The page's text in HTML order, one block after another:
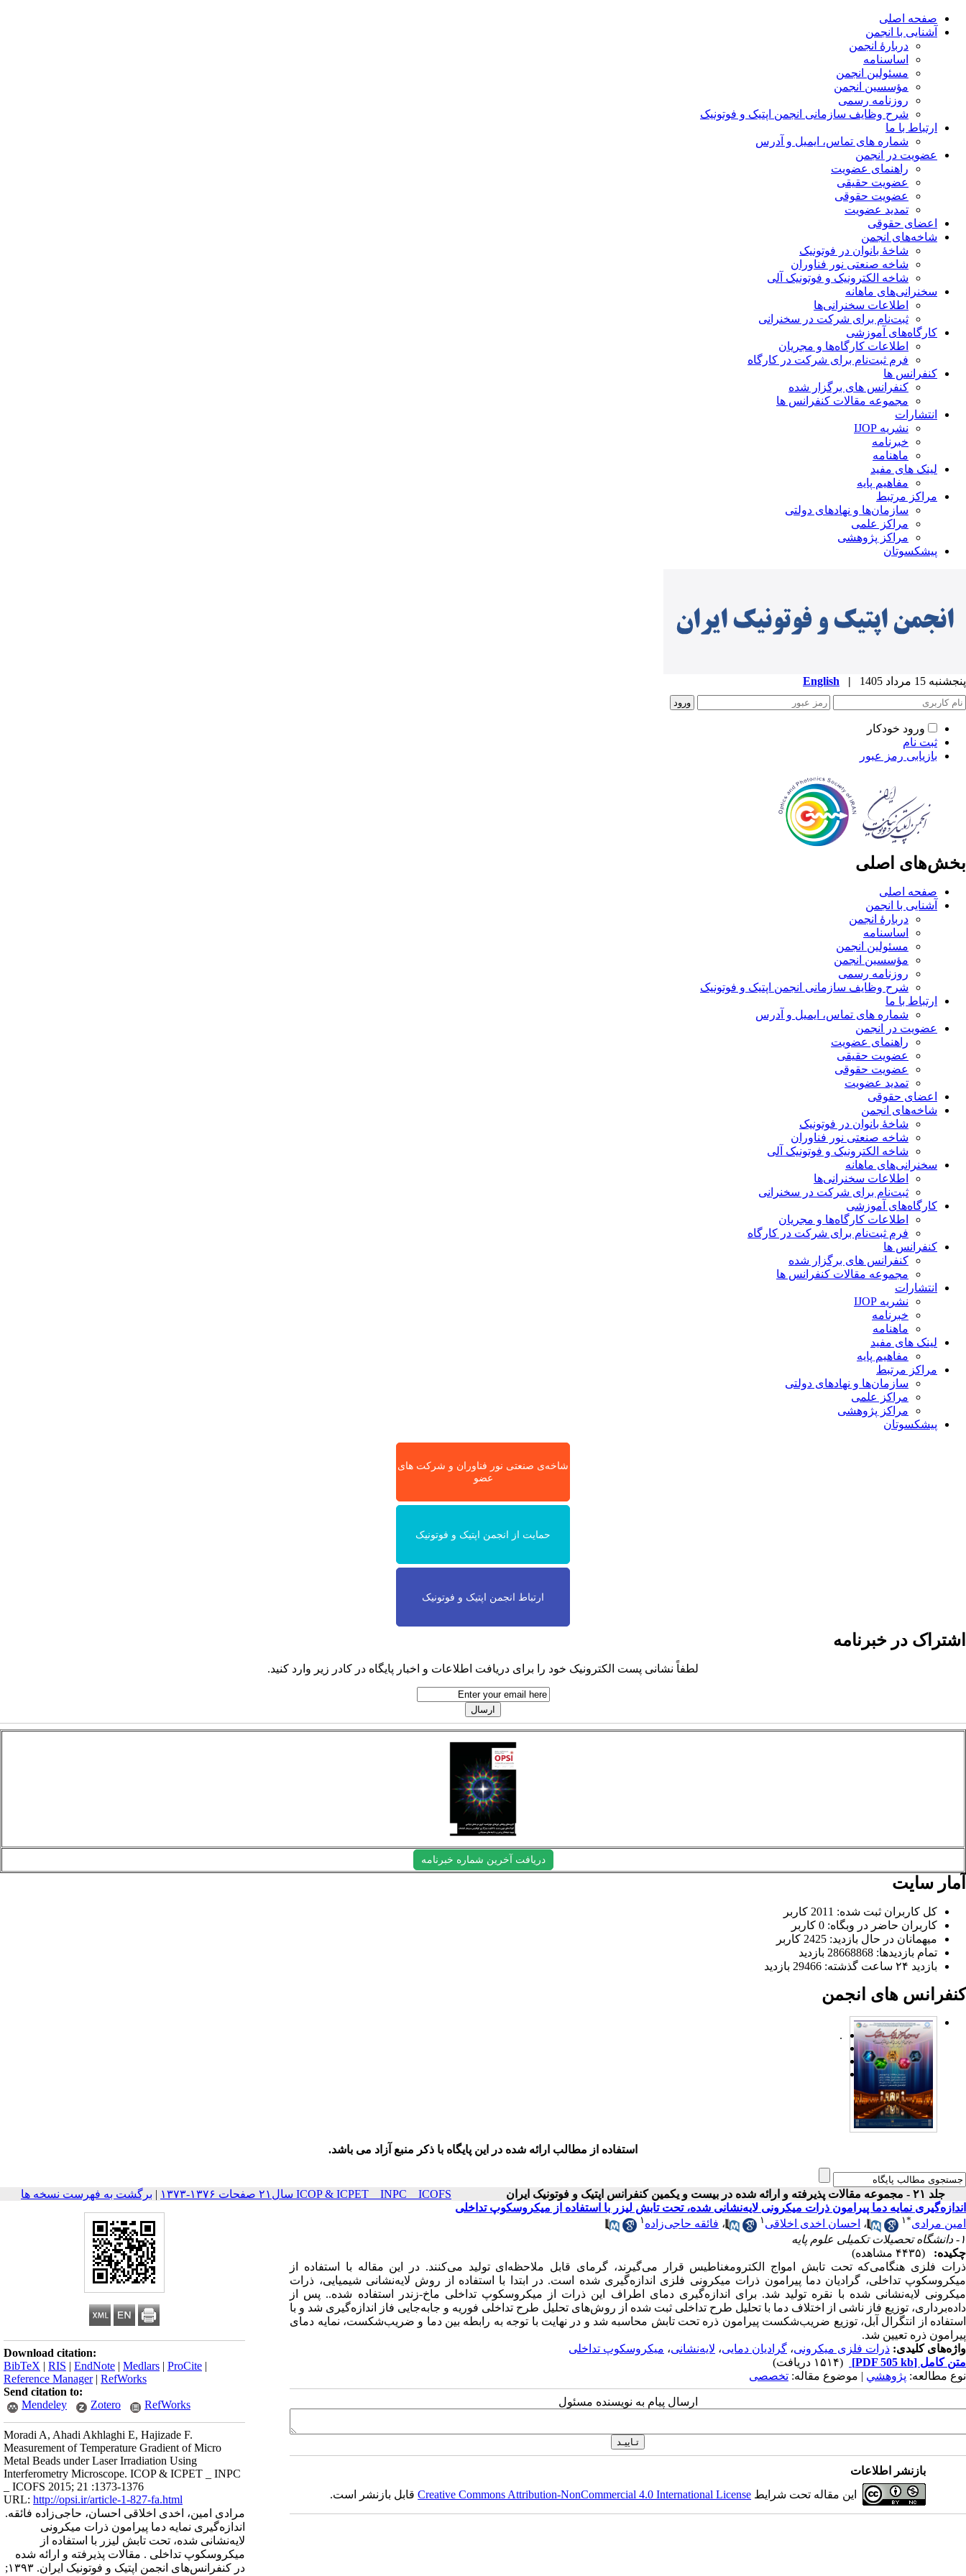
صفحه اصلی
آشنایی با انجمن
دربارۀ انجمن
اساسنامه
مسئولین انجمن
مؤسسین انجمن
روزنامه رسمی
شرح وظایف سازمانی انجمن اپتیک و فوتونیک
ارتباط با ما
شماره های تماس، ایمیل و آدرس
عضویت در انجمن
راهنمای عضویت
عضویت حقیقی
عضویت حقوقی
تمدید عضویت
اعضای حقوقی
شاخه‌های انجمن
شاخۀ بانوان در فوتونیک
شاخه صنعتی نور فناوران
شاخه‌ الکترونیک و فوتونیک آلی
سخنرانی‌های ماهانه
اطلاعات سخنرانی‌‌ها
ثبت‌نام برای شرکت در سخنرانی
کارگاه‌های آموزشی
اطلاعات کارگاه‌ها و مجریان
فرم ثبت‌نام برای شرکت در کارگاه
کنفرانس ها
کنفرانس های برگزار شده
مجموعه مقالات کنفرانس ها
انتشارات
نشریه IJOP
خبرنامه
ماهنامه
لینک های مفید
مفاهیم پایه
مراکز مرتبط
سازمان‌ها و نهادهای دولتی
مراکز علمی
مراکز پژوهشی
پیشکسوتان
پنجشنبه 15 مرداد 1405 |
English
ورود خودکار
ثبت نام
بازیابی رمز عبور
بخش‌های اصلی
صفحه اصلی
آشنایی با انجمن
دربارۀ انجمن
اساسنامه
مسئولین انجمن
مؤسسین انجمن
روزنامه رسمی
شرح وظایف سازمانی انجمن اپتیک و فوتونیک
ارتباط با ما
شماره های تماس، ایمیل و آدرس
عضویت در انجمن
راهنمای عضویت
عضویت حقیقی
عضویت حقوقی
تمدید عضویت
اعضای حقوقی
شاخه‌های انجمن
شاخۀ بانوان در فوتونیک
شاخه صنعتی نور فناوران
شاخه‌ الکترونیک و فوتونیک آلی
سخنرانی‌های ماهانه
اطلاعات سخنرانی‌‌ها
ثبت‌نام برای شرکت در سخنرانی
کارگاه‌های آموزشی
اطلاعات کارگاه‌ها و مجریان
فرم ثبت‌نام برای شرکت در کارگاه
کنفرانس ها
کنفرانس های برگزار شده
مجموعه مقالات کنفرانس ها
انتشارات
نشریه IJOP
خبرنامه
ماهنامه
لینک های مفید
مفاهیم پایه
مراکز مرتبط
سازمان‌ها و نهادهای دولتی
مراکز علمی
مراکز پژوهشی
پیشکسوتان
شاخه‌ی صنعتی نور فناوران و شرکت های
عضو
حمایت از انجمن اپتیک و فوتونیک
ارتباط انجمن اپتیک و فوتونیک
اشتراک در خبرنامه
لطفاً نشانی پست الکترونیک خود را برای دریافت اطلاعات و اخبار پایگاه در کادر زیر وارد کنید.
دریافت آخرین شماره خبرنامه
آمار سایت
کل کاربران ثبت شده: 2011 کاربر
کاربران حاضر در وبگاه: 0 کاربر
میهمانان در حال بازدید: 2425 کاربر
تمام بازدید‌ها: 28668868 بازدید
بازدید ۲۴ ساعت گذشته: 29466 بازدید
کنفرانس های انجمن
.
استفاده از مطالب ارائه شده در این پایگاه با ذکر منبع آزاد می باشد.
جلد ۲۱ - مجموعه مقالات پذیرفته و ارائه شده در بیست و یکمین کنفرانس اپتیک و فوتونیک ایران ICOP & ICPET _ INPC _ ICOFS سال۲۱ صفحات ۱۳۷۶-۱۳۷۳ | برگشت به فهرست نسخه ها
Download citation:
BibTeX | RIS | EndNote | Medlars | ProCite |
Reference Manager| RefWorks
Send citation to:
Mendeley
Zotero RefWorks
Moradi A, Ahadi Akhlaghi E, Hajizade F.
Measurement of Temperature Gradient of Micro
Metal Beads under Laser Irradiation Using
Interferometry Microscope. ICOP & ICPET _ INPC
_ ICOFS 2015; 21 :1373-1376
URL: http://opsi.ir/article-1-827-fa.html
مرادی امین، اخدی اخلاقی احسان، حاجی‌زاده فائقه.
اندازه‌گیری نمایه دما پیرامون ذرات میکرونی
لایه‌نشانی شده، تحت تابش لیزر با استفاده از
میکروسکوپ تداخلی . مقالات پذیرفته و ارائه شده
در کنفرانس‌های انجمن اپتیک و فوتونیک ایران. ۱۳۹۳;
اندازه‌گیری نمایه دما پیرامون ذرات میکرونی لایه‌نشانی شده، تحت تابش لیزر با استفاده از میکروسکوپ تداخلی
امین مرادی*۱ ، احسان اخدی اخلاقی ۱ ، فائقه حاجی‌زاده ۱
۱- دانشگاه تحصیلات تکمیلی علوم پایه
چکیده:
(۴۴۳۵ مشاهده)
ذرات فلزی هنگامی‌که تحت تابش امواج الکترومغناطیس قرار می‌گیرند، گرمای قابل ملاحظه‌ای تولید می‌کنند. در این مقاله با استفاده از
میکروسکوپ تداخلی، گرادیان دما پیرامون ذرات میکرونی فلزی اندازه‌گیری شده است. در ابتدا با استفاده از روش لایه‌نشانی شیمیایی، ذرات
میکرونی لایه‌نشانی شده با نقره تولید شد. برای اندازه‌گیری دمای اطراف این ذرات از میکروسکوپ تداخلی ماخ-زندر استفاده شده.. پس از
داده‌برداری، توزیع فاز ناشی از اختلاف دما با تحلیل طرح تداخلی ثبت شده از روش‌های تحلیل طرح تداخلی فوریه و جابه‌جایی فاز اندازه‌گیری شد و با
استفاده از انتگرال آبل، توزیع ضریب‌شکست پیرامون ذره تحت تابش محاسبه شد و در نهایت با توجه به رابطه بین دما و ضریب‌شکست، نمایه دمای
پیرامون ذره تعیین شد.
واژه‌های کلیدی: ذرات فلزی میکرونی، گرادیان دمایی، لایه‌نشانی، میکروسکوپ تداخلی
متن کامل [PDF 505 kb]
(۱۵۱۴ دریافت)
نوع مطالعه: پژوهشي | موضوع مقاله: تخصصی
ارسال پیام به نویسنده مسئول
بازنشر اطلاعات
این مقاله تحت شرایط Creative Commons Attribution-NonCommercial 4.0 International Licenseقابل بازنشر است.